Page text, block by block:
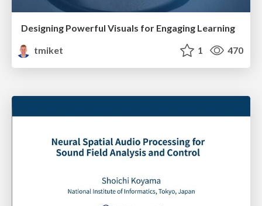
Designing Powerful Visuals for Engaging Learning
tmiket
1 470